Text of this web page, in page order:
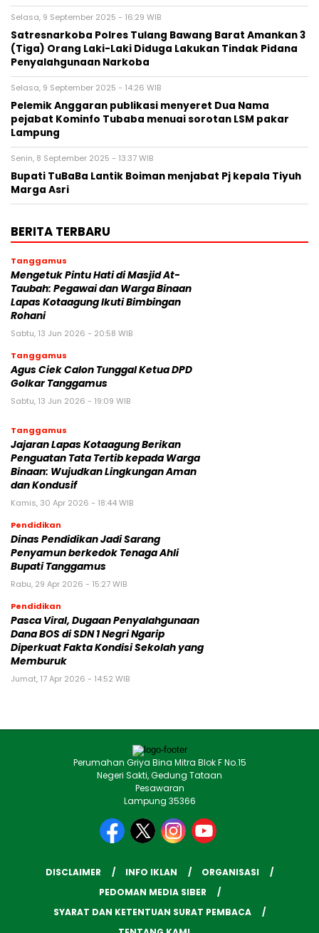
Selasa, 9 September 2025 - 16:29 WIB
Satresnarkoba Polres Tulang Bawang Barat Amankan 3
(Tiga) Orang Laki-Laki Diduga Lakukan Tindak Pidana
Penyalahgunaan Narkoba
Selasa, 9 September 2025 - 14:26 WIB
Pelemik Anggaran publikasi menyeret Dua Nama
pejabat Kominfo Tubaba menuai sorotan LSM pakar
Lampung
Senin, 8 September 2025 - 13:37 WIB
Bupati TuBaBa Lantik Boiman menjabat Pj kepala Tiyuh
Marga Asri
BERITA TERBARU
Tanggamus
Mengetuk Pintu Hati di Masjid At-
Taubah: Pegawai dan Warga Binaan
Lapas Kotaagung Ikuti Bimbingan
Rohani
Sabtu, 13 Jun 2026 - 20:58 WIB
Tanggamus
Agus Ciek Calon Tunggal Ketua DPD
Golkar Tanggamus
Sabtu, 13 Jun 2026 - 19:09 WIB
Tanggamus
Jajaran Lapas Kotaagung Berikan
Penguatan Tata Tertib kepada Warga
Binaan: Wujudkan Lingkungan Aman
dan Kondusif
Kamis, 30 Apr 2026 - 18:44 WIB
Pendidikan
Dinas Pendidikan Jadi Sarang
Penyamun berkedok Tenaga Ahli
Bupati Tanggamus
Rabu, 29 Apr 2026 - 15:27 WIB
Pendidikan
Pasca Viral, Dugaan Penyalahgunaan
Dana BOS di SDN 1 Negri Ngarip
Diperkuat Fakta Kondisi Sekolah yang
Memburuk
Jumat, 17 Apr 2026 - 14:52 WIB
Perumahan Griya Bina Mitra Blok F No.15
Negeri Sakti, Gedung Tataan
Pesawaran
Lampung 35366
DISCLAIMER INFO IKLAN
ORGANISASI
PEDOMAN MEDIA SIBER
SYARAT DAN KETENTUAN SURAT PEMBACA